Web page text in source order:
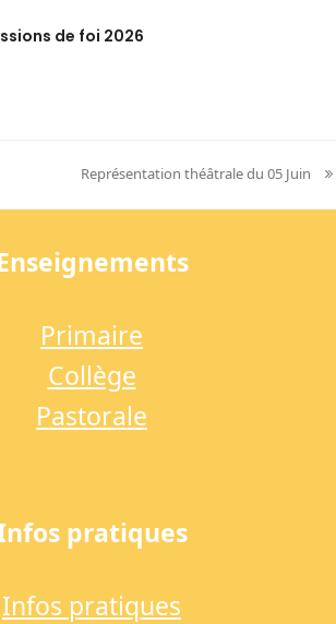
de foi 2026
next
post:
Représentation théâtrale du 05 Juin
Primaire
Collège
Pastorale
pratiques
Infos pratiques